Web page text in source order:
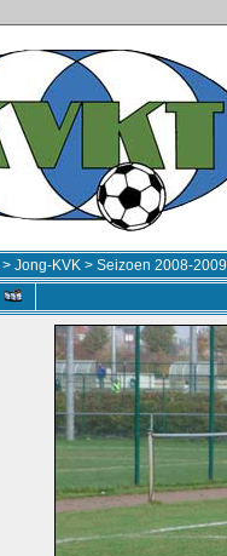
> Jong-KVK > Seizoen 2008-2009